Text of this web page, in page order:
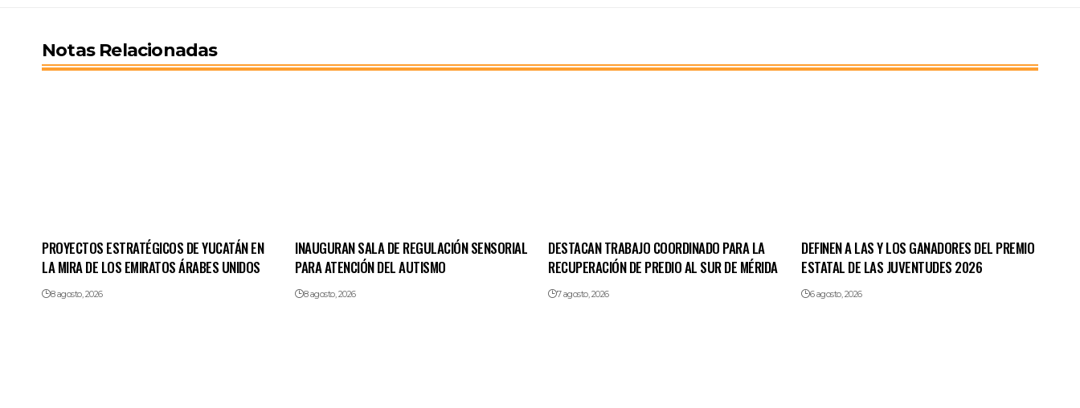
Notas Relacionadas
PROYECTOS ESTRATÉGICOS DE YUCATÁN EN
LA MIRA DE LOS EMIRATOS ÁRABES UNIDOS
8 agosto, 2026
INAUGURAN SALA DE REGULACIÓN SENSORIAL
PARA ATENCIÓN DEL AUTISMO
8 agosto, 2026
DESTACAN TRABAJO COORDINADO PARA LA
RECUPERACIÓN DE PREDIO AL SUR DE MÉRIDA
7 agosto, 2026
DEFINEN A LAS Y LOS GANADORES DEL PREMIO
ESTATAL DE LAS JUVENTUDES 2026
6 agosto, 2026